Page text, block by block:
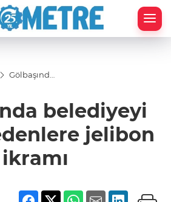
Gölbaşında
edenlere
jelibon
belediyeyi
jelibon
ikramı